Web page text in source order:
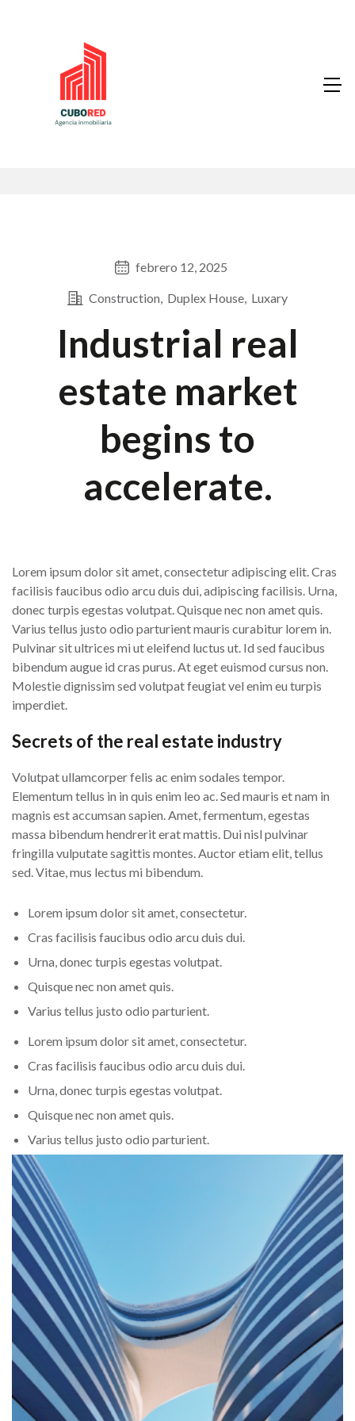
febrero 12, 2025
Construction Duplex House Luxary
Industrial real
estate market
begins to
accelerate.
Lorem ipsum dolor sit amet, consectetur adipiscing elit. Cras
facilisis faucibus odio arcu duis dui, adipiscing facilisis. Urna,
donec turpis egestas volutpat. Quisque nec non amet quis.
Varius tellus justo odio parturient mauris curabitur lorem in.
Pulvinar sit ultrices mi ut eleifend luctus ut. Id sed faucibus
bibendum augue id cras purus. At eget euismod cursus non.
Molestie dignissim sed volutpat feugiat vel enim eu turpis
imperdiet.
Secrets of the real estate industry
Volutpat ullamcorper felis ac enim sodales tempor.
Elementum tellus in in quis enim leo ac. Sed mauris et nam in
magnis est accumsan sapien. Amet, fermentum, egestas
massa bibendum hendrerit erat mattis. Dui nisl pulvinar
fringilla vulputate sagittis montes. Auctor etiam elit, tellus
sed. Vitae, mus lectus mi bibendum.
Lorem ipsum dolor sit amet, consectetur.
Cras facilisis faucibus odio arcu duis dui.
Urna, donec turpis egestas volutpat.
Quisque nec non amet quis.
Varius tellus justo odio parturient.
Lorem ipsum dolor sit amet, consectetur.
Cras facilisis faucibus odio arcu duis dui.
Urna, donec turpis egestas volutpat.
Quisque nec non amet quis.
Varius tellus justo odio parturient.